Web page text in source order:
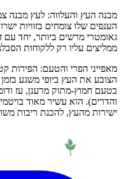
מבנה העץ והעלווה: לעץ מבנה
הענפים שלו צומחים בזוויות
גאומטרי מרשים ביותר, יחד עם
ממליצים עליו רק ללקוחות
מאפייני הפרי והטעם: הפירות
הצובע את העץ ביופי משגע
בטעם חמוץ-מתוק מרענן, עז
והדרים). הוא עשיר מאוד
ישירות מהעץ, להכנת ריבות